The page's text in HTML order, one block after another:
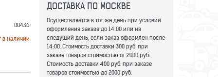
00436
в наличии
ДОСТАВКА ПО МОСКВЕ
Осуществляется в тот же день при условии
оформления заказа до 14:00 или на
следущий день, если заказ оформлен после
14:00. Стоимость доставки 300 руб. при
заказе товаров стоимостью от 2000 руб.
Стоимость доставки 400 руб. при заказе
товаров стоимостью до 2000 руб.